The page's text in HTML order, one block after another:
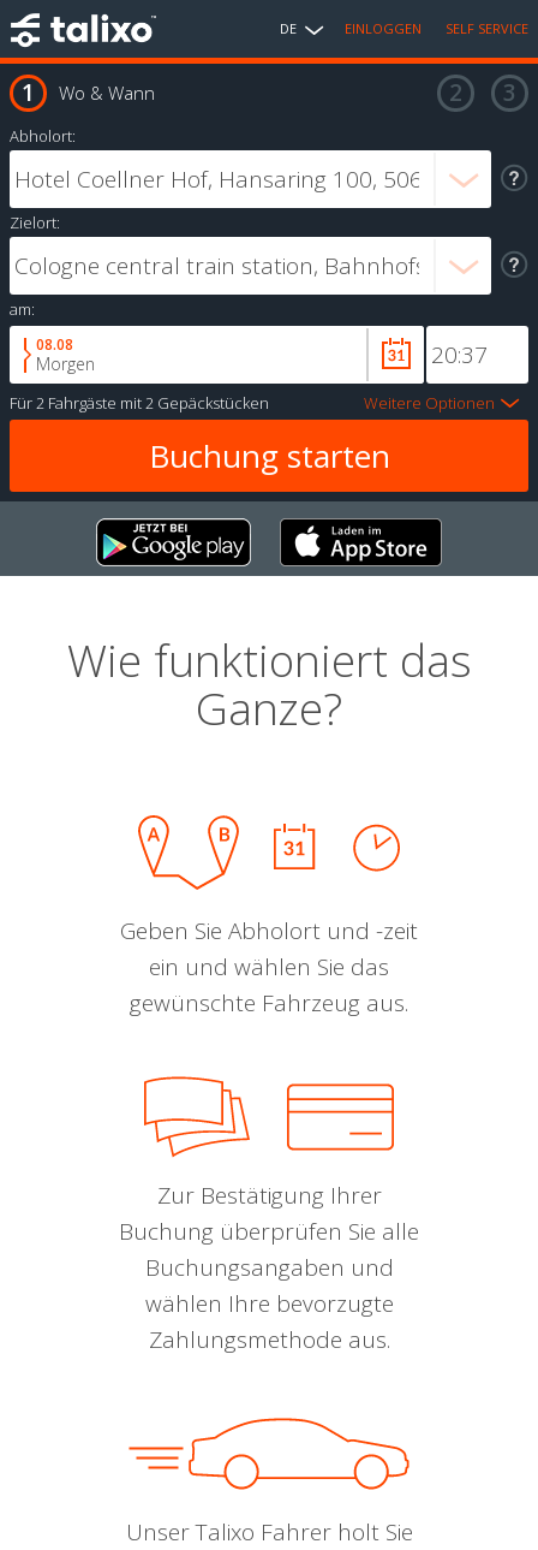
DE EINLOGGEN SELF SERVICE
Wo & Wann
Abholort:
Zielort:
am:
08.08
Morgen
Für2 Fahrgäste mit2 Gepäckstücken Weitere Optionen
Wie funktioniert das
Ganze?
Geben Sie Abholort und -zeit
ein und wählen Sie das
gewünschte Fahrzeug aus.
Zur Bestätigung Ihrer
Buchung überprüfen Sie alle
Buchungsangaben und
wählen Ihre bevorzugte
Zahlungsmethode aus.
Unser Talixo Fahrer holt Sie